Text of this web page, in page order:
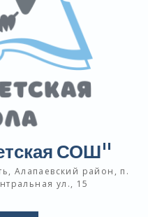
СОШ"
Алапаевский район, п.
ул., 15